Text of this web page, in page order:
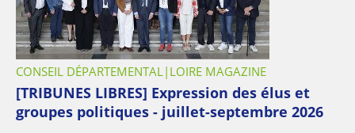
CONSEIL DÉPARTEMENTAL LOIRE MAGAZINE
[TRIBUNES LIBRES] Expression des élus et
groupes politiques - juillet-septembre 2026